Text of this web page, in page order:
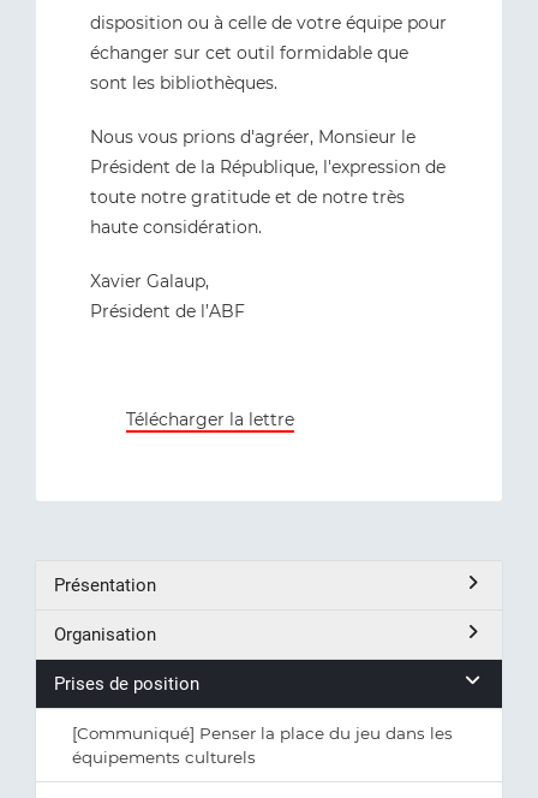
disposition ou à celle de votre équipe pour
échanger sur cet outil formidable que
sont les bibliothèques.
Nous vous prions d'agréer, Monsieur le
Président de la République, l'expression de
toute notre gratitude et de notre très
haute considération.
Xavier Galaup,
Président de l’ABF
Télécharger la lettre
Présentation
Organisation
Prises de position
[Communiqué] Penser la place du jeu dans les
équipements culturels